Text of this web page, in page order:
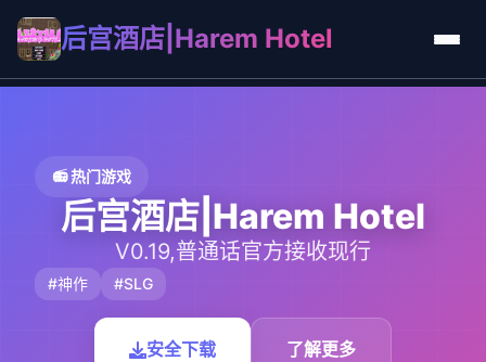
后宫酒店|Harem Hotel
📻 热门游戏
后宫酒店|Harem Hotel
V0.19,普通话官方接收现行
#神作 #SLG
安全下载 了解更多